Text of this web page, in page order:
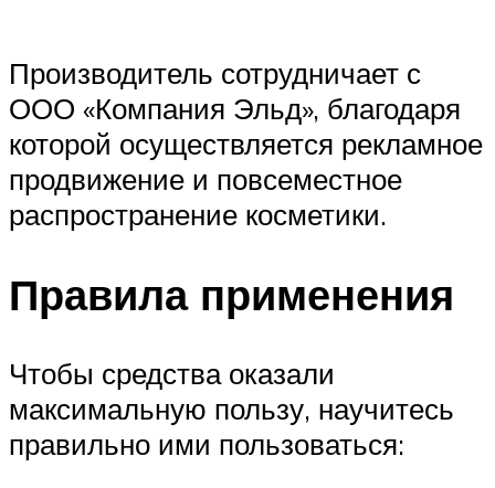
Производитель сотрудничает с
ООО «Компания Эльд», благодаря
которой осуществляется рекламное
продвижение и повсеместное
распространение косметики.
Правила применения
Чтобы средства оказали
максимальную пользу, научитесь
правильно ими пользоваться: